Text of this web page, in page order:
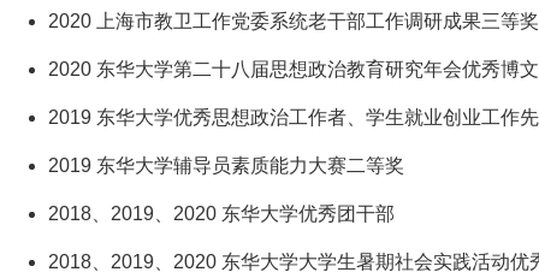
2020 上海市教卫工作党委系统老干部工作调研成果三等奖
2020 东华大学第二十八届思想政治教育研究年会优秀博文
2019 东华大学优秀思想政治工作者、学生就业创业工作
2019 东华大学辅导员素质能力大赛二等奖
2018、2019、2020 东华大学优秀团干部
2018、2019、2020 东华大学大学生暑期社会实践活动优